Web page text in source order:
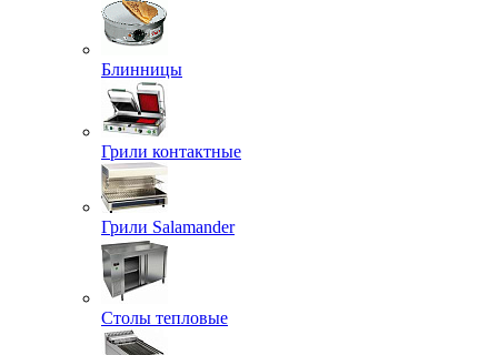
Блинницы
Грили контактные
Грили Salamander
Столы тепловые